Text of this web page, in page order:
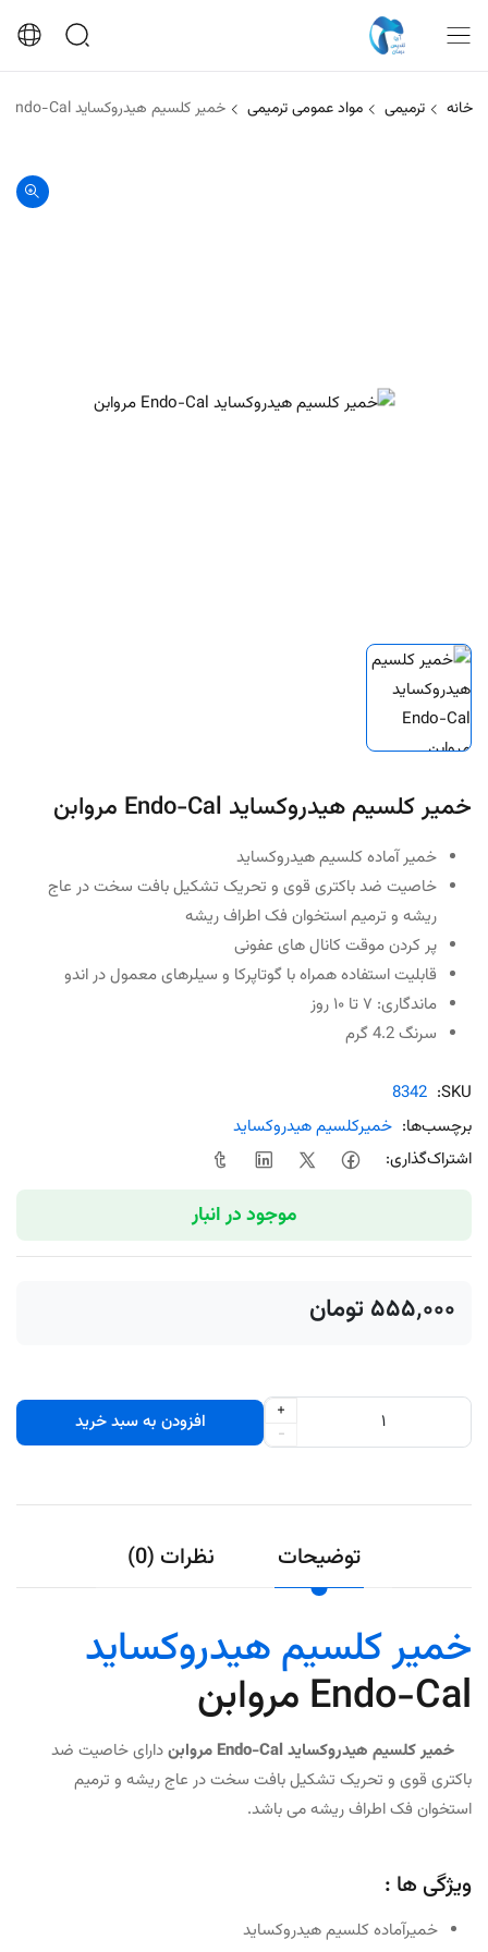
خانه ترمیمی مواد عمومی ترمیمی خمیر کلسیم هیدروکساید Endo-Cal مروابن
خمیر کلسیم هیدروکساید Endo-Cal مروابن
خمیر آماده کلسیم هیدروکساید
خاصیت ضد باکتری قوی و تحریک تشکیل بافت سخت در عاج
ریشه و ترمیم استخوان فک اطراف ریشه
پر کردن موقت کانال های عفونی
قابلیت استفاده همراه با گوتاپرکا و سیلرهای معمول در اندو
ماندگاری: ۷ تا ۱۰ روز
سرنگ 4.2 گرم
SKU:
8342
برچسب‌ها: خمیرکلسیم هیدروکساید
اشتراک‌گذاری:
موجود در انبار
‎ ۵۵۵٬۰۰۰تومان
-
+ افزودن به سبد خرید
توضیحات نظرات (0)
خمیر کلسیم هیدروکساید
Endo-Cal مروابن
خمیر کلسیم هیدروکساید Endo-Cal مروابن
دارای خاصیت ضد
باکتری قوی و تحریک تشکیل بافت سخت در عاج ریشه و ترمیم
استخوان فک اطراف ریشه می باشد.
ویژگی ها :
خمیرآماده کلسیم هیدروکساید